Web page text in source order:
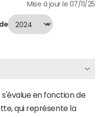
Mise à jour le 07/11/25
en fonction de
qui représente la